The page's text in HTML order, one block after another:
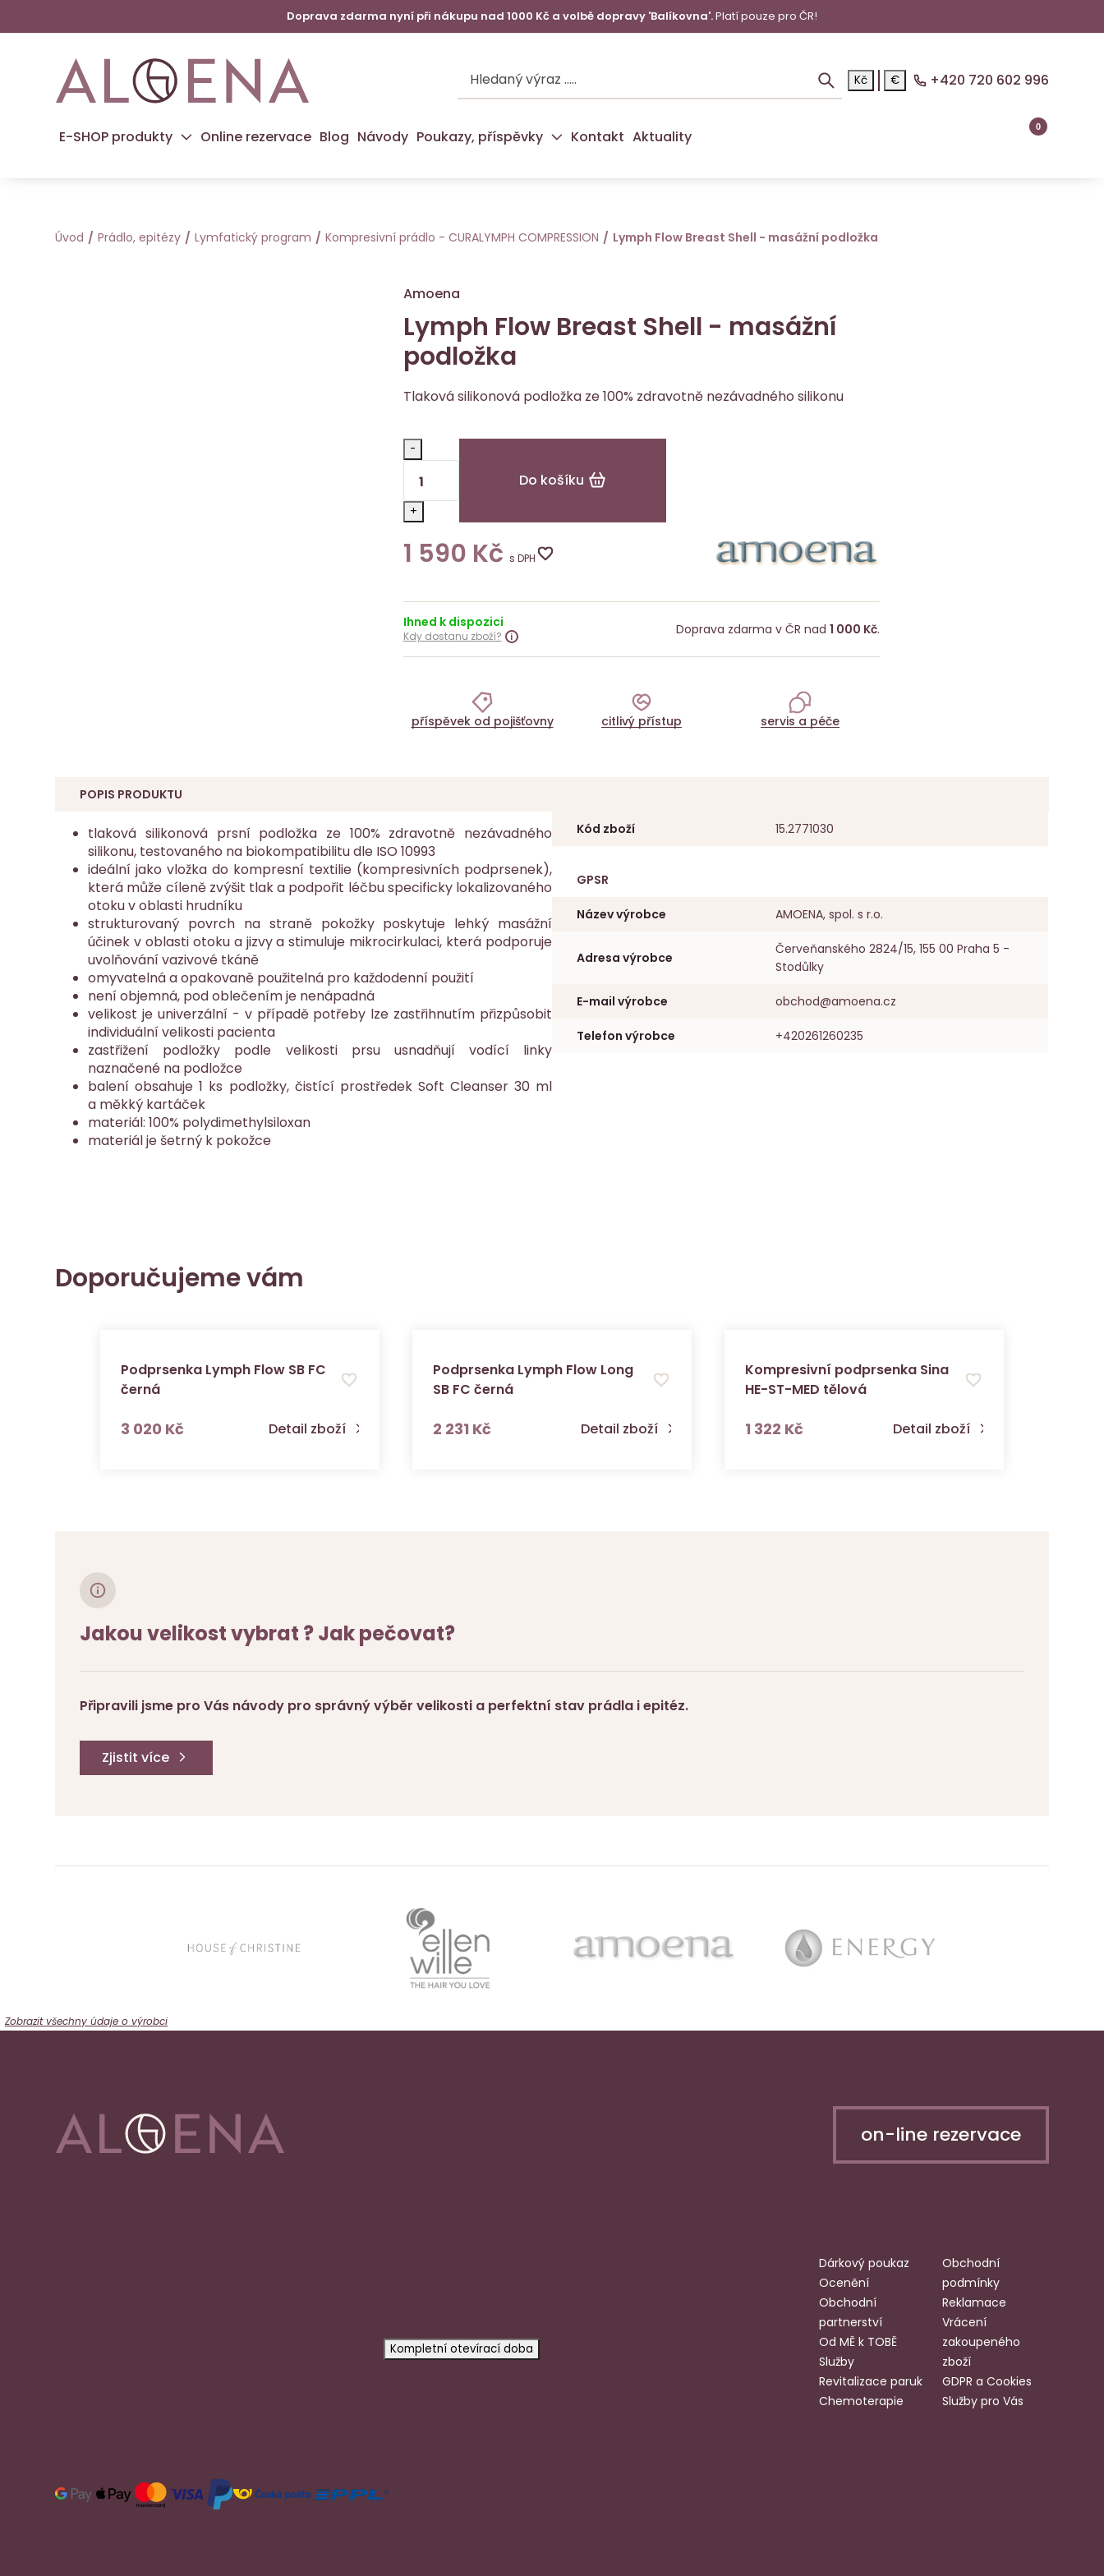
Doprava zdarma nyní při nákupu nad 1000 Kč a volbě dopravy 'Balíkovna'.Platí pouze pro ČR!
Kč € +420 720 602 996
E-SHOP produkty Online rezervace Blog Návody Poukazy, příspěvky Kontakt Aktuality
0
Úvod Prádlo, epitézy Lymfatický program Kompresivní prádlo - CURALYMPH COMPRESSION Lymph Flow Breast Shell - masážní podložka
Amoena
Lymph Flow Breast Shell - masážní
podložka
Tlaková silikonová podložka ze 100% zdravotně nezávadného silikonu
-
+
Do košíku
1 590 Kč s DPH
Ihned k dispozici
Kdy dostanu zboží? Doprava zdarma v ČR nad 1 000 Kč.
příspěvek od pojišťovny citlivý přístup servis a péče
POPIS PRODUKTU
tlaková silikonová prsní podložka ze 100% zdravotně nezávadného
silikonu, testovaného na biokompatibilitu dle ISO 10993
ideální jako vložka do kompresní textilie (kompresivních podprsenek),
která může cíleně zvýšit tlak a podpořit léčbu specificky lokalizovaného
otoku v oblasti hrudníku
strukturovaný povrch na straně pokožky poskytuje lehký masážní
účinek v oblasti otoku a jizvy a stimuluje mikrocirkulaci, která podporuje
uvolňování vazivové tkáně
omyvatelná a opakovaně použitelná pro každodenní použití
není objemná, pod oblečením je nenápadná
velikost je univerzální - v případě potřeby lze zastřihnutím přizpůsobit
individuální velikosti pacienta
zastřižení podložky podle velikosti prsu usnadňují vodící linky
naznačené na podložce
balení obsahuje 1 ks podložky, čistící prostředek Soft Cleanser 30 ml
a měkký kartáček
materiál: 100% polydimethylsiloxan
materiál je šetrný k pokožce
Kód zboží 15.2771030
GPSR
Název výrobce AMOENA, spol. s r.o.
Adresa výrobce
Červeňanského 2824/15, 155 00 Praha 5 -
Stodůlky
E-mail výrobce obchod@amoena.cz
Telefon výrobce +420261260235
Zobrazit všechny údaje o výrobci
Doporučujeme vám
Podprsenka Lymph Flow SB FC
černá
3 020 Kčs DPH Detail zboží
Podprsenka Lymph Flow Long
SB FC černá
2 231 Kčs DPH Detail zboží
Kompresivní podprsenka Sina
HE-ST-MED tělová
1 322 Kčs DPH Detail zboží
Jakou velikost vybrat ? Jak pečovat?
Připravili jsme pro Vás návody pro správný výběr velikosti a perfektní stav prádla i epitéz.
Zjistit více
Kompletní otevírací doba
Dárkový poukaz
Ocenění
Obchodní
partnerství
Od MĚ k TOBĚ
Služby
Revitalizace paruk
Chemoterapie
Obchodní
podmínky
Reklamace
Vrácení
zakoupeného
zboží
GDPR a Cookies
Služby pro Vás
on-line rezervace